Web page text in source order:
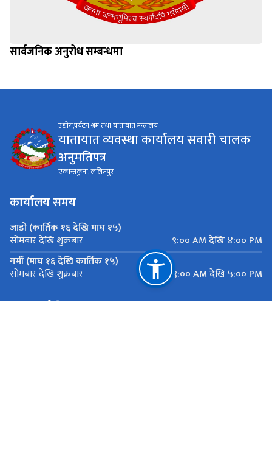
सार्वजनिक अनुरोध सम्बन्धमा
उद्योग,पर्यटन,श्रम तथा यातायात मन्त्रालय
यातायात व्यवस्था कार्यालय सवारी चालक
अनुमतिपत्र
एकान्तकुना, ललितपुर
कार्यालय समय
जाडो (कार्तिक १६ देखि माघ १५)
सोमबार देखि शुक्रबार
९:०० AM देखि ४:०० PM
गर्मी (माघ १६ देखि कार्तिक १५)
सोमबार देखि शुक्रबार ९:०० AM देखि ५:०० PM
महत्त्वपूर्ण लिङ्कहरू